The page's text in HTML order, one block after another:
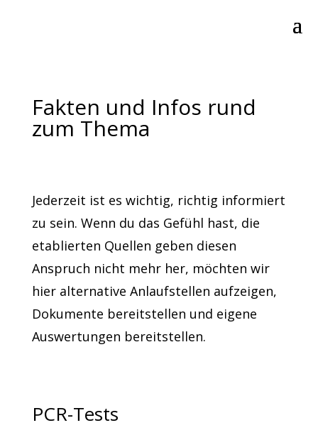
Fakten und Infos rund
zum Thema
Jederzeit ist es wichtig, richtig informiert
zu sein. Wenn du das Gefühl hast, die
etablierten Quellen geben diesen
Anspruch nicht mehr her, möchten wir
hier alternative Anlaufstellen aufzeigen,
Dokumente bereitstellen und eigene
Auswertungen bereitstellen.
PCR-Tests